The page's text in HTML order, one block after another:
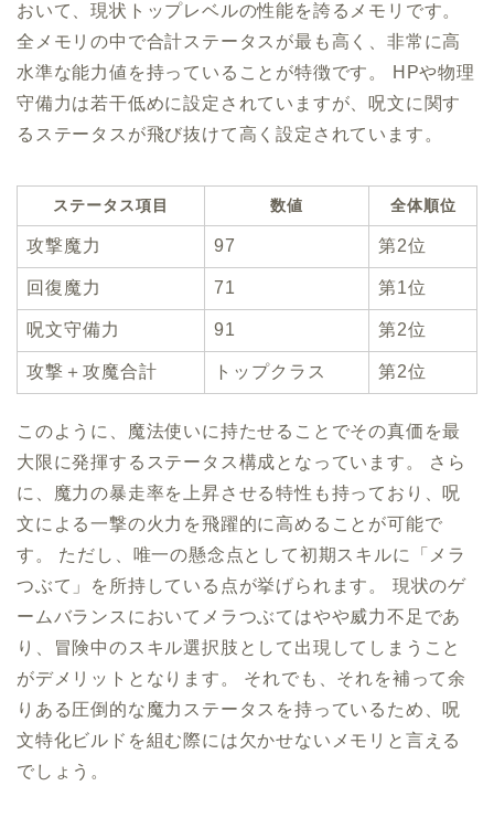
おいて、現状トップレベルの性能を誇るメモリです。
全メモリの中で合計ステータスが最も高く、非常に高
水準な能力値を持っていることが特徴です。 HPや物理
守備力は若干低めに設定されていますが、呪文に関す
るステータスが飛び抜けて高く設定されています。
ステータス項目 数値 全体順位
攻撃魔力 97 第2位
回復魔力 71 第1位
呪文守備力 91 第2位
攻撃＋攻魔合計 トップクラス 第2位
このように、魔法使いに持たせることでその真価を最
大限に発揮するステータス構成となっています。 さら
に、魔力の暴走率を上昇させる特性も持っており、呪
文による一撃の火力を飛躍的に高めることが可能で
す。 ただし、唯一の懸念点として初期スキルに「メラ
つぶて」を所持している点が挙げられます。 現状のゲ
ームバランスにおいてメラつぶてはやや威力不足であ
り、冒険中のスキル選択肢として出現してしまうこと
がデメリットとなります。 それでも、それを補って余
りある圧倒的な魔力ステータスを持っているため、呪
文特化ビルドを組む際には欠かせないメモリと言える
でしょう。